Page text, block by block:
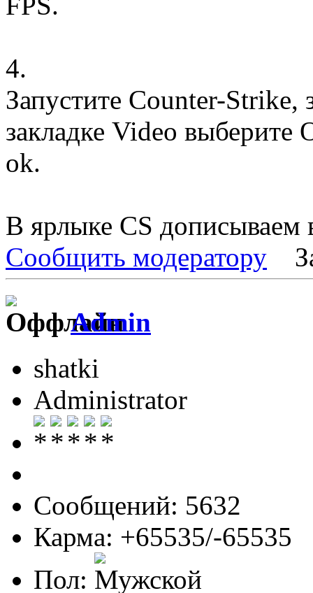
4.
Запустите Counter-Strike,
закладке Video
ok.
В ярлыке CS дописываем
Сообщить модератору
Admin
shatki
Administrator
Сообщений: 5632
Карма: +65535/-65535
Пол: